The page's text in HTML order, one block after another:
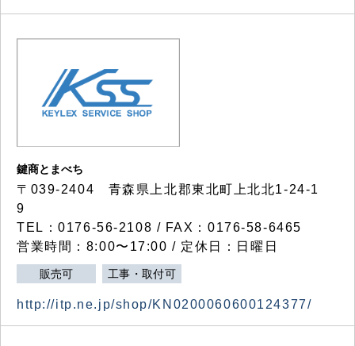
鍵商とまべち
〒039-2404 青森県上北郡東北町上北北1-24-1
9
TEL：0176-56-2108 / FAX：0176-58-6465
営業時間：8:00〜17:00 / 定休日：日曜日
販売可 工事・取付可
http://itp.ne.jp/shop/KN0200060600124377/